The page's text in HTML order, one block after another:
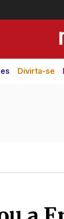
Divirta-se